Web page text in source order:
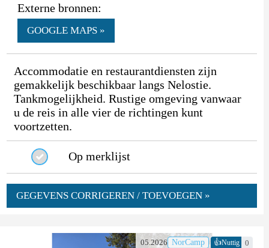
Externe bronnen:
GOOGLE MAPS »
Accommodatie en restaurantdiensten zijn
gemakkelijk beschikbaar langs Nelostie.
Tankmogelijkheid. Rustige omgeving vanwaar
u de reis in alle vier de richtingen kunt
voortzetten.
Op merklijst
GEGEVENS CORRIGEREN / TOEVOEGEN »
05.2026 NorCamp 👍Nuttig 0